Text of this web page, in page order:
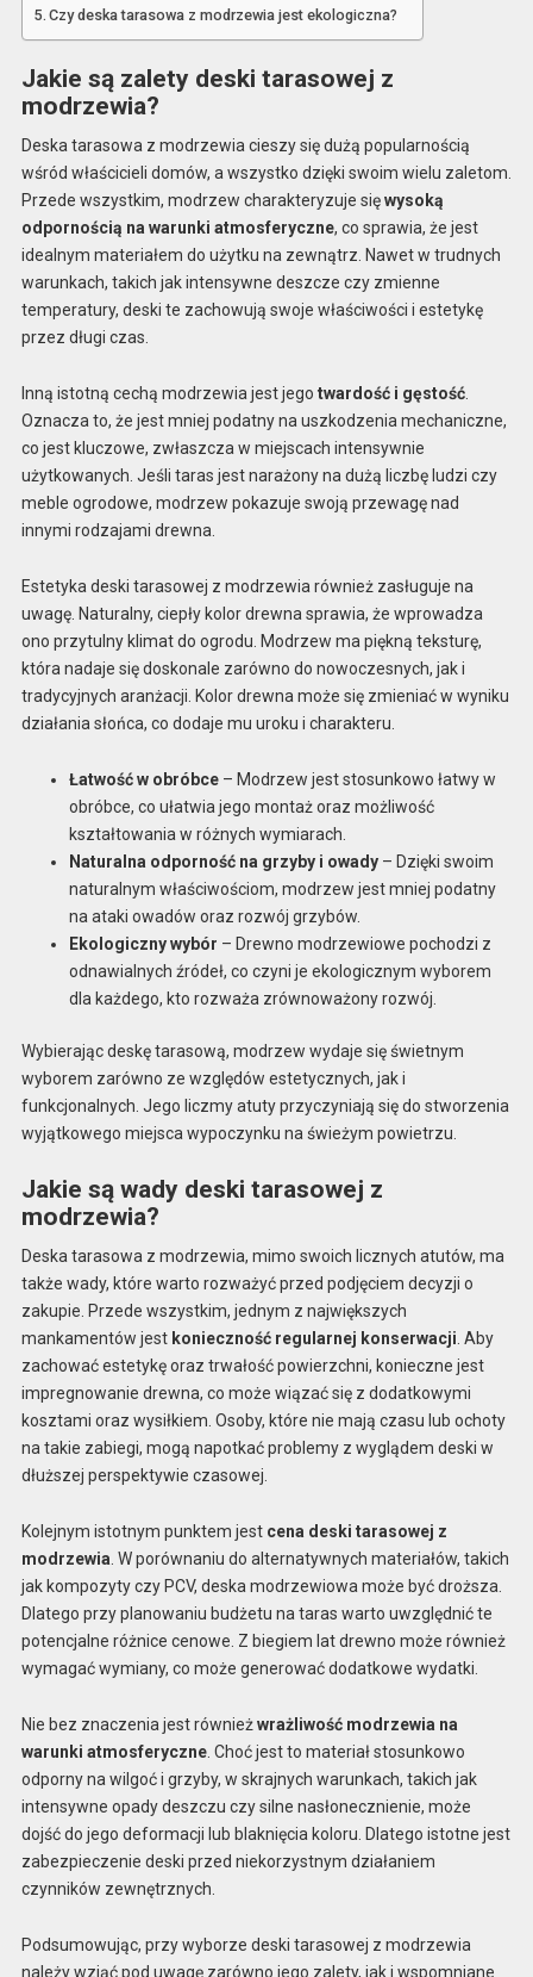
Czy deska tarasowa z modrzewia jest ekologiczna?
Jakie są zalety deski tarasowej z
modrzewia?
Deska tarasowa z modrzewia cieszy się dużą popularnością
wśród właścicieli domów, a wszystko dzięki swoim wielu zaletom.
Przede wszystkim, modrzew charakteryzuje sięwysoką
odpornością na warunki atmosferyczne, co sprawia, że jest
idealnym materiałem do użytku na zewnątrz. Nawet w trudnych
warunkach, takich jak intensywne deszcze czy zmienne
temperatury, deski te zachowują swoje właściwości i estetykę
przez długi czas.
Inną istotną cechą modrzewia jest jego twardość i gęstość.
Oznacza to, że jest mniej podatny na uszkodzenia mechaniczne,
co jest kluczowe, zwłaszcza w miejscach intensywnie
użytkowanych. Jeśli taras jest narażony na dużą liczbę ludzi czy
meble ogrodowe, modrzew pokazuje swoją przewagę nad
innymi rodzajami drewna.
Estetyka deski tarasowej z modrzewia również zasługuje na
uwagę. Naturalny, ciepły kolor drewna sprawia, że wprowadza
ono przytulny klimat do ogrodu. Modrzew ma piękną teksturę,
która nadaje się doskonale zarówno do nowoczesnych, jak i
tradycyjnych aranżacji. Kolor drewna może się zmieniać w wyniku
działania słońca, co dodaje mu uroku i charakteru.
Łatwość w obróbce– Modrzew jest stosunkowo łatwy w
obróbce, co ułatwia jego montaż oraz możliwość
kształtowania w różnych wymiarach.
Naturalna odporność na grzyby i owady– Dzięki swoim
naturalnym właściwościom, modrzew jest mniej podatny
na ataki owadów oraz rozwój grzybów.
Ekologiczny wybór – Drewno modrzewiowe pochodzi z
odnawialnych źródeł, co czyni je ekologicznym wyborem
dla każdego, kto rozważa zrównoważony rozwój.
Wybierając deskę tarasową, modrzew wydaje się świetnym
wyborem zarówno ze względów estetycznych, jak i
funkcjonalnych. Jego liczmy atuty przyczyniają się do stworzenia
wyjątkowego miejsca wypoczynku na świeżym powietrzu.
Jakie są wady deski tarasowej z
modrzewia?
Deska tarasowa z modrzewia, mimo swoich licznych atutów, ma
także wady, które warto rozważyć przed podjęciem decyzji o
zakupie. Przede wszystkim, jednym z największych
mankamentów jest konieczność regularnej konserwacji . Aby
zachować estetykę oraz trwałość powierzchni, konieczne jest
impregnowanie drewna, co może wiązać się z dodatkowymi
kosztami oraz wysiłkiem. Osoby, które nie mają czasu lub ochoty
na takie zabiegi, mogą napotkać problemy z wyglądem deski w
dłuższej perspektywie czasowej.
Kolejnym istotnym punktem jest cena deski tarasowej z
modrzewia . W porównaniu do alternatywnych materiałów, takich
jak kompozyty czy PCV, deska modrzewiowa może być droższa.
Dlatego przy planowaniu budżetu na taras warto uwzględnić te
potencjalne różnice cenowe. Z biegiem lat drewno może również
wymagać wymiany, co może generować dodatkowe wydatki.
Nie bez znaczenia jest równieżwrażliwość modrzewia na
warunki atmosferyczne. Choć jest to materiał stosunkowo
odporny na wilgoć i grzyby, w skrajnych warunkach, takich jak
intensywne opady deszczu czy silne nasłonecznienie, może
dojść do jego deformacji lub blaknięcia koloru. Dlatego istotne jest
zabezpieczenie deski przed niekorzystnym działaniem
czynników zewnętrznych.
Podsumowując, przy wyborze deski tarasowej z modrzewia
należy wziąć pod uwagę zarówno jego zalety, jak i wspomniane